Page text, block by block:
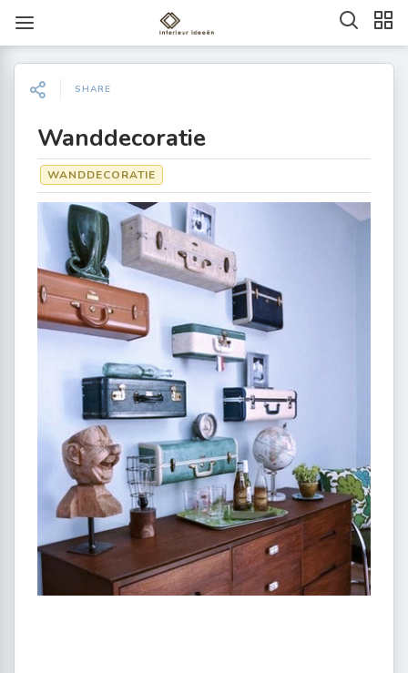
SHARE
Wanddecoratie
WANDDECORATIE